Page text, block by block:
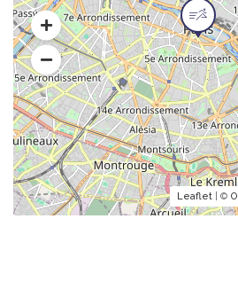
Leaflet | ©